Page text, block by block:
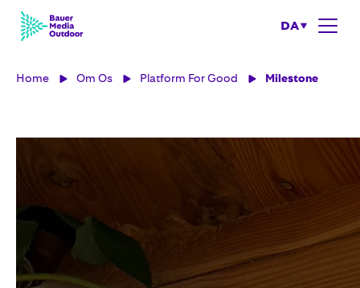
DA
Home Om Os Platform For Good Milestone